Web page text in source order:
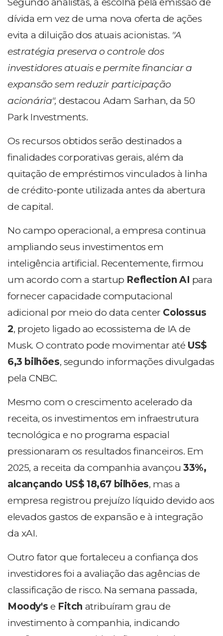
dívida em vez de uma nova oferta de ações
evita a diluição dos atuais acionistas. "A
estratégia preserva o controle dos
investidores atuais e permite financiar a
expansão sem reduzir participação
acionária", destacou Adam Sarhan, da 50
Park Investments.
Os recursos obtidos serão destinados a
finalidades corporativas gerais, além da
quitação de empréstimos vinculados à linha
de crédito-ponte utilizada antes da abertura
de capital.
No campo operacional, a empresa continua
ampliando seus investimentos em
inteligência artificial. Recentemente, firmou
um acordo com a startup Reflection AI para
fornecer capacidade computacional
adicional por meio do data center Colossus
2, projeto ligado ao ecossistema de IA de
Musk. O contrato pode movimentar até US$
6,3 bilhões, segundo informações divulgadas
pela CNBC.
Mesmo com o crescimento acelerado da
receita, os investimentos em infraestrutura
tecnológica e no programa espacial
pressionaram os resultados financeiros. Em
2025, a receita da companhia avançou33%,
alcançando US$ 18,67 bilhões, mas a
empresa registrou prejuízo líquido devido aos
elevados gastos de expansão e à integração
da xAI.
Outro fator que fortaleceu a confiança dos
investidores foi a avaliação das agências de
classificação de risco. Na semana passada,
Moody's e Fitch atribuíram grau de
investimento à companhia, indicando